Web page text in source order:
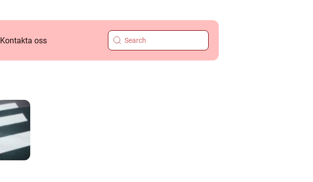
Kontakta oss